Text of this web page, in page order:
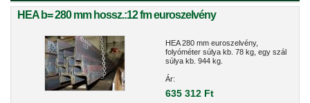
HEA b= 280 mm hossz.:12 fm euroszelvény
HEA 280 mm euroszelvény,
folyóméter súlya kb. 78 kg, egy szál
súlya kb. 944 kg.
Ár:
635 312 Ft